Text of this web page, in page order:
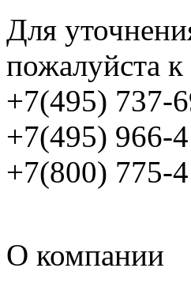
Для
пожалуйста
+7(495) 737-
+7(495) 966-
+7(800) 775-
О компании